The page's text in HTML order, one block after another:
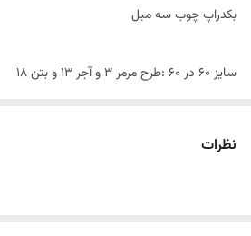
بکدراپ چوب سه میل
سایز ۶٠ در ۶٠ :طرح مرمر 3 و آجر 13 و بتن 18
نظرات